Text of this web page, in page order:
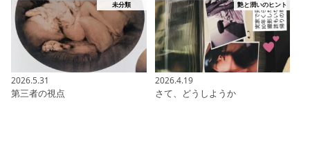
未分類
2026.5.31
第三者の視点
艶と潤いのヒント
2026.4.19
さて、どうしようか